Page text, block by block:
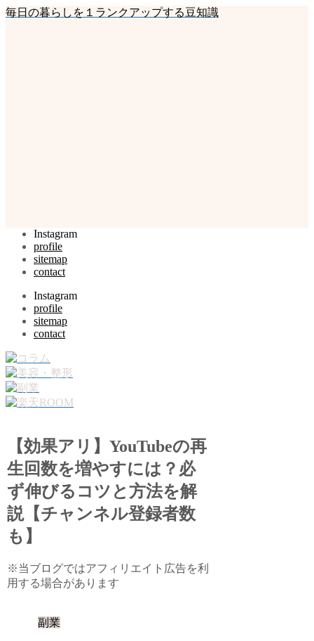
毎日の暮らしを１ランクアップする豆知識
Instagram
profile
sitemap
contact
Instagram
profile
sitemap
contact
【効果アリ】YouTubeの再
生回数を増やすには？必
ず伸びるコツと方法を解
説【チャンネル登録者数
も】
※当ブログではアフィリエイト広告を利
用する場合があります
副業